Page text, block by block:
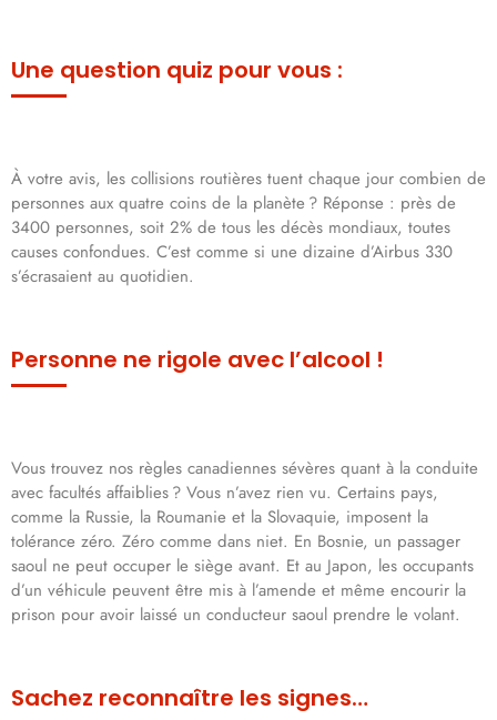
Une question quiz pour vous :
À votre avis, les collisions routières tuent chaque jour combien de
personnes aux quatre coins de la planète ? Réponse : près de
3400 personnes, soit 2% de tous les décès mondiaux, toutes
causes confondues. C’est comme si une dizaine d’Airbus 330
s’écrasaient au quotidien.
Personne ne rigole avec l’alcool !
Vous trouvez nos règles canadiennes sévères quant à la conduite
avec facultés affaiblies ? Vous n’avez rien vu. Certains pays,
comme la Russie, la Roumanie et la Slovaquie, imposent la
tolérance zéro. Zéro comme dans niet. En Bosnie, un passager
saoul ne peut occuper le siège avant. Et au Japon, les occupants
d’un véhicule peuvent être mis à l’amende et même encourir la
prison pour avoir laissé un conducteur saoul prendre le volant.
Sachez reconnaître les signes…